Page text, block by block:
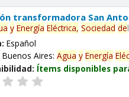
transformadora San
y Energía Eléctrica, Sociedad de
Español
Buenos Aires:Agua y Energía
Ítems disponibles